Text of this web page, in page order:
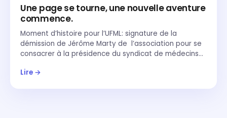
Une page se tourne, une nouvelle aventure
commence.
Moment d’histoire pour l’UFML: signature de la
démission de Jérôme Marty de l’association pour se
consacrer à la présidence du syndicat de médecins…
Lire →